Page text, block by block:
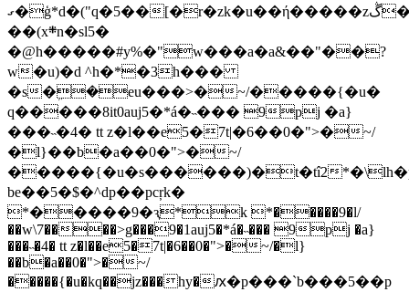
ގ�ģ*d�("q�5��[�r�zk�u��ή�����zڴ�:�v����e!
��(x܍n�sl5�
�@h�����#y%�"w���a�a&��"��?
w�u)�d ^h�*�3h���
�s�ܹ�eu���>�~/�����{�u�
q�����8it0auj5�*á�˵��� 9pj �a}
���˵�4� tt z�l��e5�7t|�6��0�">�~/
�l}��b�a��0�">�~/
�����{�u�s������)�t�tî2
be��5�$�^dp��pcŗk�
*�����9�ԇ*k *�����9�l/
��w\7����>g���9�1auj5�*á�˵��� 9pj �a}
���˵�4� tt z�l��e5�7t|�6��0�">�~/�l}
��b�a��0�">�~/
�����{�u�kq��jz���hy�ԕ�p���`b���5��p